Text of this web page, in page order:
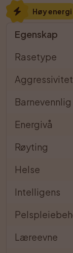
Høy energi
Egenskap
Rasetype
Aggressivitet
Barnevennlig
Energivå
Røyting
Helse
Intelligens
Læreevne